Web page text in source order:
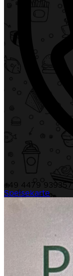
+49 4479 939357
Speisekarte